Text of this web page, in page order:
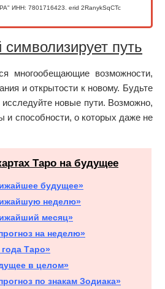
ИНН: 7801716423. erid 2RanykSqCTc
путь
многообещающие возможности,
и открытости к новому. Будьте
новые пути. Возможно,
и способности, о которых даже не
Таро на будущее
будущее»
неделю»
месяц»
на неделю»
Таро»
в целом»
по знакам Зодиака»